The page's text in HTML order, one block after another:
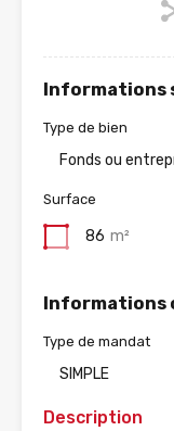
Informations
Type de bien
Fonds ou
Surface
86 m²
Informations
Type de mandat
SIMPLE
Description